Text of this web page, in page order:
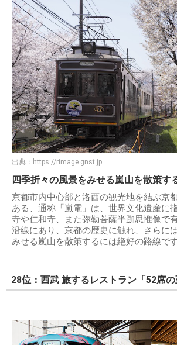
出典： https://rimage.gnst.jp
四季折々の風景をみせる嵐山を散策す
京都市内中心部と洛西の観光地を結ぶ京
ある、通称「嵐電」は、世界文化遺産に
寺や仁和寺、また弥勒菩薩半跏思惟像で
沿線にあり、京都の歴史に触れ、さらに
みせる嵐山を散策するには絶好の路線です
28位：西武 旅するレストラン「52席の